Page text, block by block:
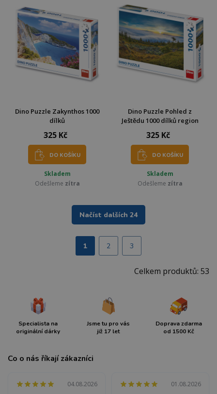
Dino Puzzle Zakynthos 1000
dílků
325 Kč
DO KOŠÍKU
Skladem
Odešleme zítra
Dino Puzzle Pohled z
Ještědu 1000 dílků region
325 Kč
DO KOŠÍKU
Skladem
Odešleme zítra
Načíst dalších 24
1 2 3
Celkem produktů: 53
Specialista na
originální dárky
Jsme tu pro vás
již 17 let
Doprava zdarma
od 1500 Kč
Co o nás říkají zákazníci
04.08.2026
01.08.2026